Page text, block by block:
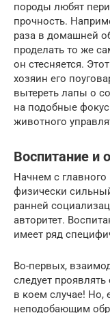
породы любят
прочность.
раза в домашней
проделать то же
он стесняется.
хозяин его
вытереть лапы о
на подобные
животного
Воспитание и
Начнем с главного
физически
ранней
авторитет.
имеет ряд
Во-первых,
следует
в коем случае! Но,
неподобающим